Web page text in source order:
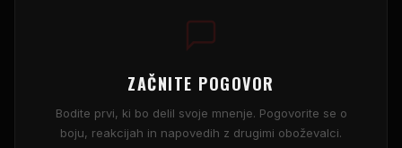
ZAČNITE POGOVOR
Bodite prvi, ki bo delil svoje mnenje. Pogovorite se o
boju, reakcijah in napovedih z drugimi oboževalci.